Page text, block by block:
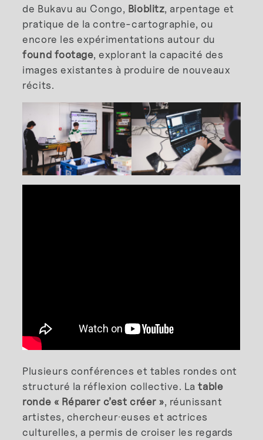
de Bukavu au Congo, Bioblitz, arpentage et
pratique de la contre-cartographie, ou
encore les expérimentations autour du
found footage, explorant la capacité des
images existantes à produire de nouveaux
récits.
Plusieurs conférences et tables rondes ont
structuré la réflexion collective. Latable
ronde « Réparer c’est créer », réunissant
artistes, chercheur·euses et actrices
culturelles, a permis de croiser les regards